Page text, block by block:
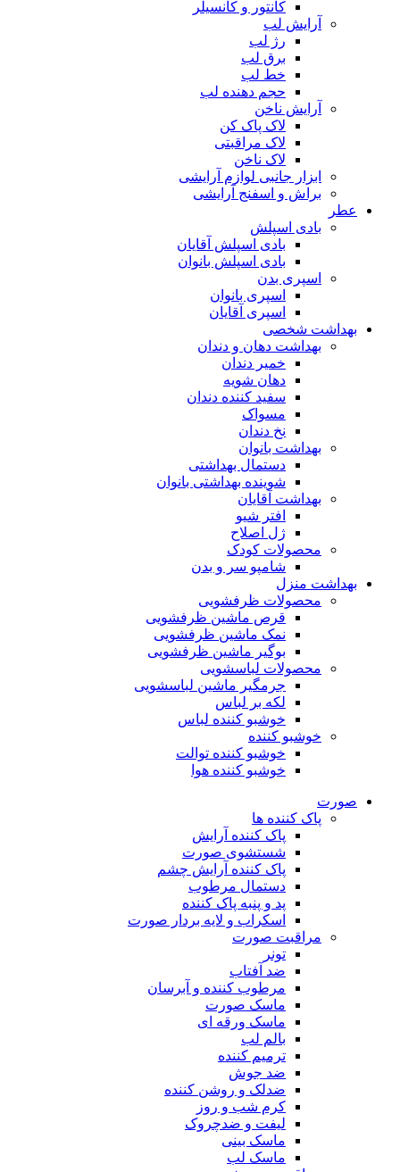
کانتور و کانسیلر
آرایش لب
رژ لب
برق لب
خط لب
حجم دهنده لب
آرایش ناخن
لاک پاک کن
لاک مراقبتی
لاک ناخن
ابزار جانبی لوازم آرایشی
براش و اسفنج آرایشی
عطر
بادی اسپلش
بادی اسپلش آقایان
بادی اسپلش بانوان
اسپری بدن
اسپری بانوان
اسپری آقایان
بهداشت شخصی
بهداشت دهان و دندان
خمیر دندان
دهان شویه
سفید کننده دندان
مسواک
نخ دندان
بهداشت بانوان
دستمال بهداشتی
شوینده بهداشتی بانوان
بهداشت آقایان
افتر شیو
ژل اصلاح
محصولات کودک
شامپو سر و بدن
بهداشت منزل
محصولات ظرفشویی
قرص ماشین ظرفشویی
نمک ماشین ظرفشویی
بوگیر ماشین ظرفشویی
محصولات لباسشویی
جرمگیر ماشین لباسشویی
لکه بر لباس
خوشبو کننده لباس
خوشبو کننده
خوشبو کننده توالت
خوشبو کننده هوا
صورت
پاک کننده ها
پاک کننده آرایش
شستشوی صورت
پاک کننده آرایش چشم
دستمال مرطوب
پد و پنبه پاک کننده
اسکراب و لایه بردار صورت
مراقبت صورت
تونر
ضد آفتاب
مرطوب کننده و آبرسان
ماسک صورت
ماسک ورقه ای
بالم لب
ترمیم کننده
ضد جوش
ضدلک و روشن کننده
کرم شب و روز
لیفت و ضدچروک
ماسک بینی
ماسک لب